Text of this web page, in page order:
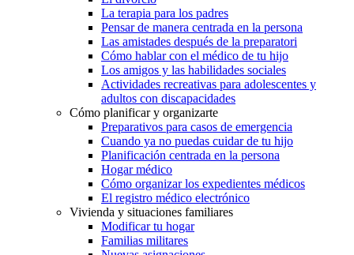
La terapia para los padres
Pensar de manera centrada en la persona
Las amistades después de la preparatori
Cómo hablar con el médico de tu hijo
Los amigos y las habilidades sociales
Actividades recreativas para adolescentes y
adultos con discapacidades
Cómo planificar y organizarte
Preparativos para casos de emergencia
Cuando ya no puedas cuidar de tu hijo
Planificación centrada en la persona
Hogar médico
Cómo organizar los expedientes médicos
El registro médico electrónico
Vivienda y situaciones familiares
Modificar tu hogar
Familias militares